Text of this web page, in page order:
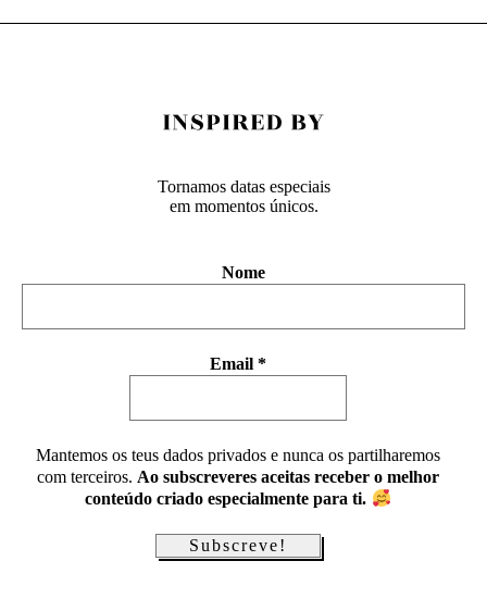
Tornamos datas especiais
em momentos únicos.
Nome
Email *
Mantemos os teus dados privados e nunca os partilharemos
com terceiros. Ao subscreveres aceitas receber o melhor
conteúdo criado especialmente para ti.